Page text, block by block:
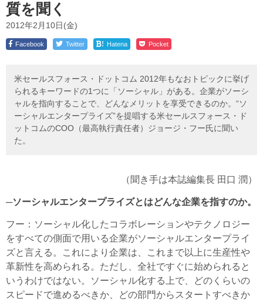
質を聞く
2012年2月10日(金)
Facebook Twitter ! Hatena Pocket
米セールスフォース・ドットコム 2012年もなおトピックに挙げ
られるキーワードの1つに「ソーシャル」がある。企業がソーシ
ャルを指向することで、どんなメリットを享受できるのか。“ソ
ーシャルエンタープライズ”を提唱する米セールスフォース・ド
ットコムのCOO（最高執行責任者）ジョージ・フー氏に聞い
た。
（聞き手は本誌編集長 田口 潤）
─ソーシャルエンタープライズとはどんな企業を指すのか。
フー ：ソーシャル化したコラボレーションやテクノロジー
をすべての側面で用いる企業がソーシャルエンタープライ
ズと言える。これにより企業は、これまで以上に生産性や
革新性を高められる。ただし、全社ですぐに始められると
いうわけではない。ソーシャル化する上で、どのくらいの
スピードで進めるべきか、どの部門からスタートすべきか